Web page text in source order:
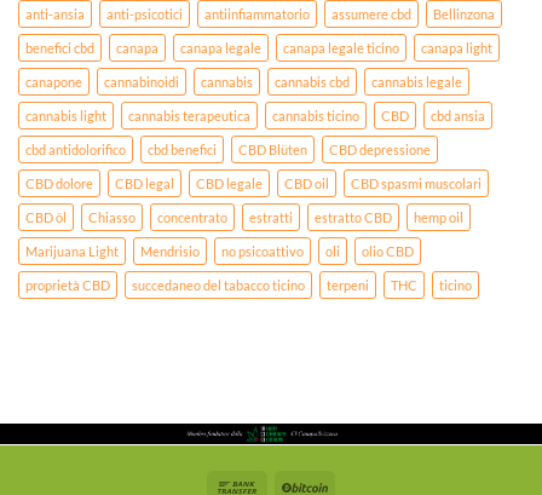
anti-ansia anti-psicotici antiinfiammatorio assumere cbd Bellinzona
benefici cbd canapa canapa legale canapa legale ticino canapa light
canapone cannabinoidi cannabis cannabis cbd cannabis legale
cannabis light cannabis terapeutica cannabis ticino CBD cbd ansia
cbd antidolorifico cbd benefici CBD Blüten CBD depressione
CBD dolore CBD legal CBD legale CBD oil CBD spasmi muscolari
CBD öl Chiasso concentrato estratti estratto CBD hemp oil
Marijuana Light Mendrisio no psicoattivo oli olio CBD
proprietà CBD succedaneo del tabacco ticino terpeni THC ticino
Bank